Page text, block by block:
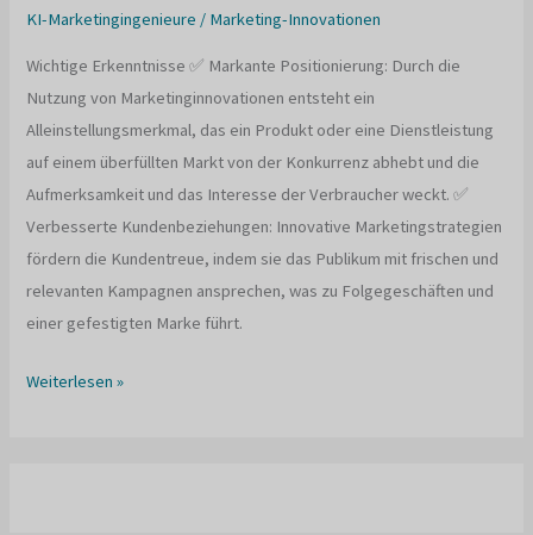
KI-Marketingingenieure / Marketing-Innovationen
Wichtige Erkenntnisse ✅ Markante Positionierung: Durch die
Nutzung von Marketinginnovationen entsteht ein
Alleinstellungsmerkmal, das ein Produkt oder eine Dienstleistung
auf einem überfüllten Markt von der Konkurrenz abhebt und die
Aufmerksamkeit und das Interesse der Verbraucher weckt. ✅
Verbesserte Kundenbeziehungen: Innovative Marketingstrategien
fördern die Kundentreue, indem sie das Publikum mit frischen und
relevanten Kampagnen ansprechen, was zu Folgegeschäften und
einer gefestigten Marke führt.
Bedeutung
Weiterlesen »